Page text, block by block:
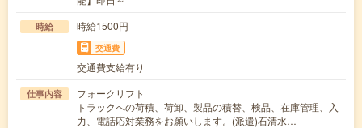
時給 時給1500円
交通費
交通費支給有り
仕事内容
フォークリフト
トラックへの荷積、荷卸、製品の積替、検品、在庫管理、入
力、電話応対業務をお願いします。(派遣)石清水…